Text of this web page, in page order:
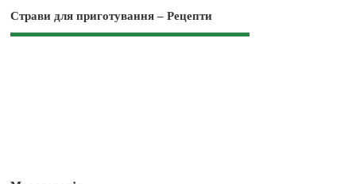
Страви для приготування – Рецепти